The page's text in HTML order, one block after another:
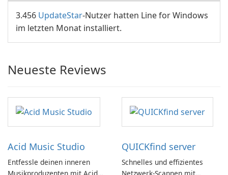
3.456 UpdateStar-Nutzer hatten Line for Windows
im letzten Monat installiert.
Neueste Reviews
Acid Music Studio
Entfessle deinen inneren
QUICKfind server
Schnelles und effizientes